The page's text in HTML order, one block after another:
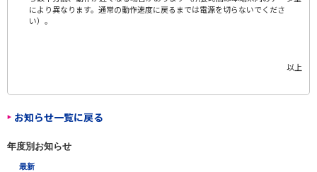
により異なります。通常の動作速度に戻るまでは電源を切らないでくださ
い）。
以上
お知らせ一覧に戻る
年度別お知らせ
最新